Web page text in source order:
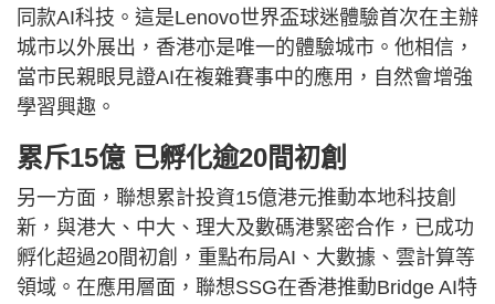
同款AI科技。這是Lenovo世界盃球迷體驗首次在主辦
城市以外展出，香港亦是唯一的體驗城市。他相信，
當市民親眼見證AI在複雜賽事中的應用，自然會增強
學習興趣。
累斥15億 已孵化逾20間初創
另一方面，聯想累計投資15億港元推動本地科技創
新，與港大、中大、理大及數碼港緊密合作，已成功
孵化超過20間初創，重點布局AI、大數據、雲計算等
領域。在應用層面，聯想SSG在香港推動Bridge AI特